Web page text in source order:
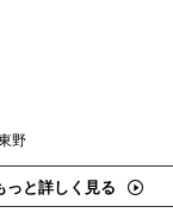
野
っと詳しく見る